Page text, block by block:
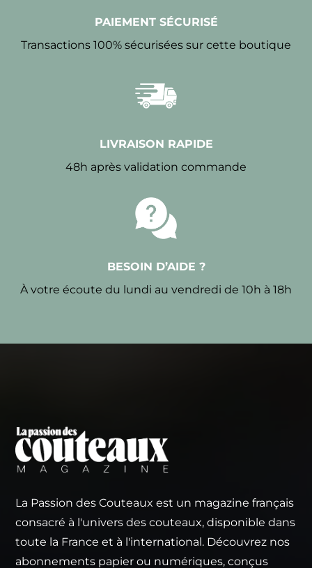
PAIEMENT SÉCURISÉ
Transactions 100% sécurisées sur cette boutique
LIVRAISON RAPIDE
48h après validation commande
BESOIN D’AIDE ?
À votre écoute du lundi au vendredi de 10h à 18h
La Passion des Couteaux est un magazine français
consacré à l'univers des couteaux, disponible dans
toute la France et à l'international. Découvrez nos
abonnements papier ou numériques, conçus